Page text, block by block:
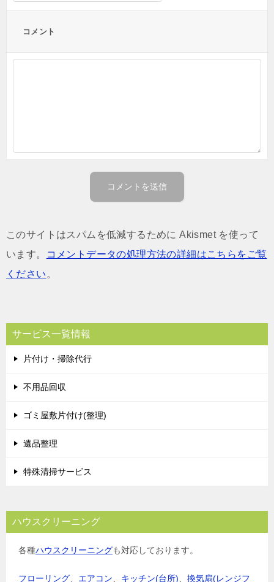
コメント
このサイトはスパムを低減するために Akismet を使って
います。
コメントデータの処理方法の詳細はこちらをご覧
ください 。
サービス一覧情報
片付け・掃除代行
不用品回収
ゴミ屋敷片付け(整理)
遺品整理
特殊清掃サービス
ハウスクリーニング
各種ハウスクリーニングも対応しております。
フローリング エアコン キッチン(台所)
換気扇(レンジフ